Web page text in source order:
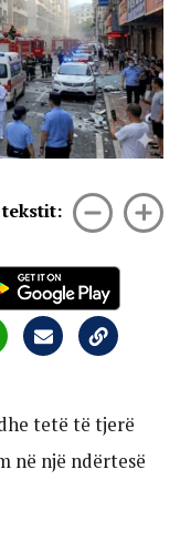
tekstit:
tetë të tjerë
në një ndërtesë